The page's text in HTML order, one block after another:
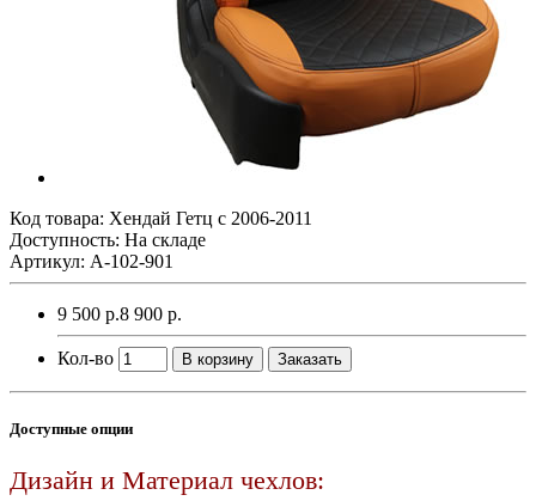
Код товара: Хендай Гетц с 2006-2011
Доступность: На складе
Артикул: A-102-901
9 500 р.8 900 р.
Кол-во В корзину Заказать
Доступные опции
Дизайн и Материал чехлов: